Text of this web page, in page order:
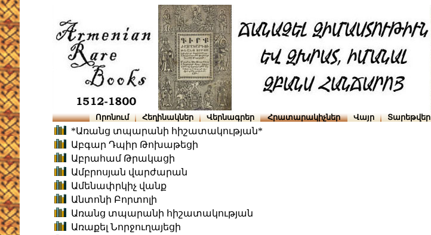
Որոնում Հեղինակներ Վերնագրեր Հրատարակիչներ Վայր Տարեթվեր
*Առանց տպարանի հիշատակության*
Աբգար Դպիր Թոխաթեցի
Աբրահամ Թրակացի
Ամբրոսյան վարժարան
Ամենափրկիչ վանք
Անտոնի Բորտոլի
Առանց տպարանի հիշատակության
Առաքել Նորջուղայեցի